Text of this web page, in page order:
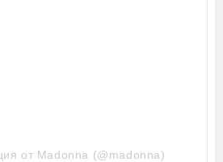
от Madonna (@madonna)